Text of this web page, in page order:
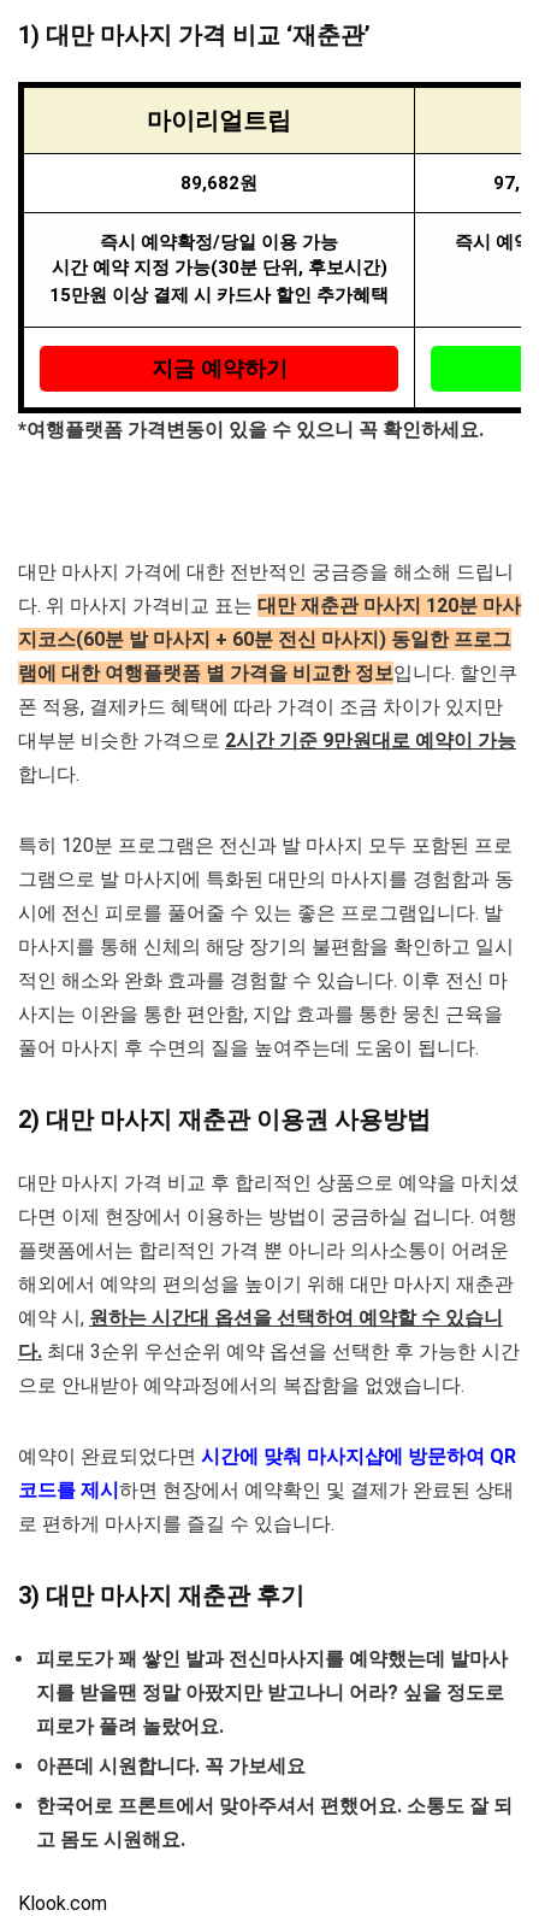
1) 대만 마사지 가격 비교 ‘재춘관’
마이리얼트립
89,682원
즉시 예약확정/당일 이용 가능
시간 예약 지정 가능(30분 단위, 후보시간)
15만원 이상 결제 시 카드사 할인 추가혜택
즉시 예약
지금 예약하기
*여행플랫폼 가격변동이 있을 수 있으니 꼭 확인하세요.
대만 마사지 가격에 대한 전반적인 궁금증을 해소해 드립니
다. 위 마사지 가격비교 표는 대만 재춘관 마사지 120분 마사
지코스(60분 발 마사지 + 60분 전신 마사지) 동일한 프로그
램에 대한 여행플랫폼 별 가격을 비교한 정보입니다. 할인쿠
폰 적용, 결제카드 혜택에 따라 가격이 조금 차이가 있지만
대부분 비슷한 가격으로 2시간 기준 9만원대로 예약이 가능
합니다.
특히 120분 프로그램은 전신과 발 마사지 모두 포함된 프로
그램으로 발 마사지에 특화된 대만의 마사지를 경험함과 동
시에 전신 피로를 풀어줄 수 있는 좋은 프로그램입니다. 발
마사지를 통해 신체의 해당 장기의 불편함을 확인하고 일시
적인 해소와 완화 효과를 경험할 수 있습니다. 이후 전신 마
사지는 이완을 통한 편안함, 지압 효과를 통한 뭉친 근육을
풀어 마사지 후 수면의 질을 높여주는데 도움이 됩니다.
2) 대만 마사지 재춘관 이용권 사용방법
대만 마사지 가격 비교 후 합리적인 상품으로 예약을 마치셨
다면 이제 현장에서 이용하는 방법이 궁금하실 겁니다. 여행
플랫폼에서는 합리적인 가격 뿐 아니라 의사소통이 어려운
해외에서 예약의 편의성을 높이기 위해 대만 마사지 재춘관
예약 시, 원하는 시간대 옵션을 선택하여 예약할 수 있습니
다. 최대 3순위 우선순위 예약 옵션을 선택한 후 가능한 시간
으로 안내받아 예약과정에서의 복잡함을 없앴습니다.
예약이 완료되었다면 시간에 맞춰 마사지샵에 방문하여 QR
코드를 제시하면 현장에서 예약확인 및 결제가 완료된 상태
로 편하게 마사지를 즐길 수 있습니다.
3) 대만 마사지 재춘관 후기
피로도가 꽤 쌓인 발과 전신마사지를 예약했는데 발마사
지를 받을땐 정말 아팠지만 받고나니 어라? 싶을 정도로
피로가 풀려 놀랐어요.
아픈데 시원합니다. 꼭 가보세요
한국어로 프론트에서 맞아주셔서 편했어요. 소통도 잘 되
고 몸도 시원해요.
Klook.com